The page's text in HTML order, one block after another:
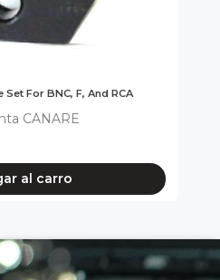
Set For BNC, F, And RCA
CANARE
al carro